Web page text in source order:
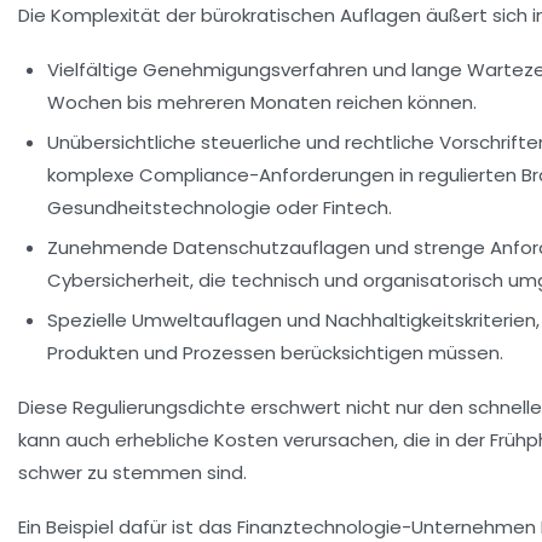
Die Komplexität der bürokratischen Auflagen äußert sich
Vielfältige Genehmigungsverfahren und lange
Wochen bis mehreren Monaten reichen können.
Unübersichtliche steuerliche und rechtliche
komplexe Compliance-Anforderungen in regulierten
Gesundheitstechnologie oder Fintech.
Zunehmende Datenschutzauflagen und strenge
Cybersicherheit, die technisch und organisatorisch
Spezielle Umweltauflagen und
Produkten und Prozessen berücksichtigen müssen.
Diese Regulierungsdichte erschwert nicht nur den
kann auch erhebliche Kosten verursachen, die in der
schwer zu stemmen sind.
Ein Beispiel dafür ist das Finanztechnologie-Unternehmen